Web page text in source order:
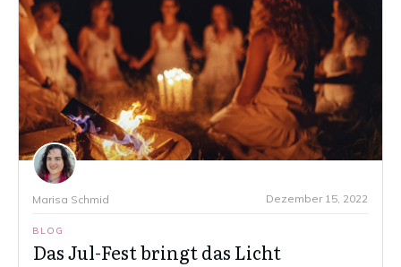
Marisa Schmid Dezember 15, 2022
BLOG
Das Jul-Fest bringt das Licht